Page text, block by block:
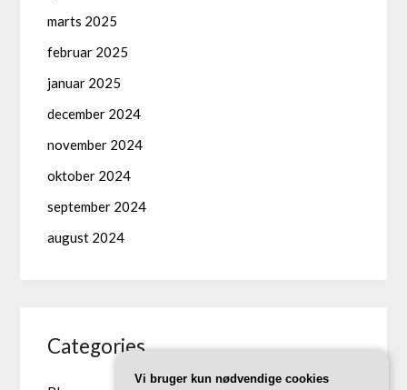
marts 2025
februar 2025
januar 2025
december 2024
november 2024
oktober 2024
september 2024
august 2024
Categories
Vi bruger kun nødvendige cookies